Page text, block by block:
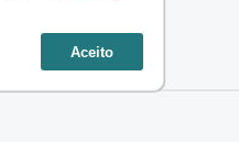
Aceito